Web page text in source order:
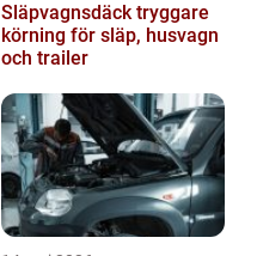
Släpvagnsdäck tryggare
körning för släp, husvagn
och trailer